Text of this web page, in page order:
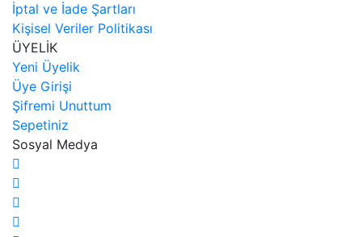
İptal ve İade Şartları
Kişisel Veriler Politikası
ÜYELİK
Yeni Üyelik
Üye Girişi
Şifremi Unuttum
Sepetiniz
Sosyal Medya